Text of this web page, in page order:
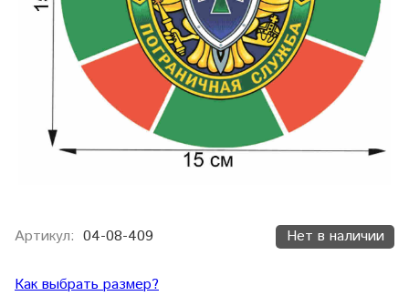
Артикул: 04-08-409 Нет в наличии
Как выбрать размер?